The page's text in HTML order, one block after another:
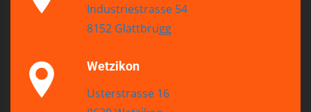
Industriestrasse 54
8152 Glattbrugg
Wetzikon
Usterstrasse 16